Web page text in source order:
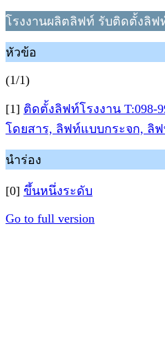
โรงงานผลิตลิฟท์ รับติดตั้งลิฟ
หัวข้อ
(1/1)
[1] ติดตั้งลิฟท์โรงงาน T:098-
โดยสาร, ลิฟท์แบบกระจก, ลิ
นำร่อง
[0] ขึ้นหนึ่งระดับ
Go to full version